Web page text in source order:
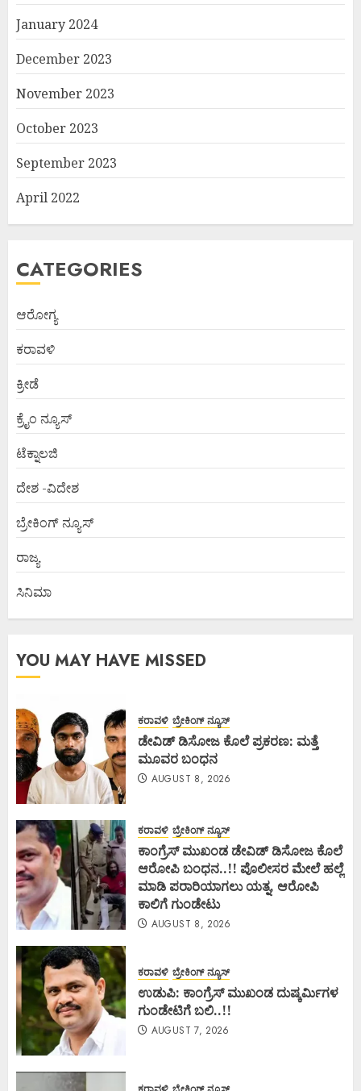
January 2024
December 2023
November 2023
October 2023
September 2023
April 2022
CATEGORIES
ಆರೋಗ್ಯ
ಕರಾವಳಿ
ಕ್ರೀಡೆ
ಕ್ರೈಂ ನ್ಯೂಸ್
ಟೆಕ್ನಾಲಜಿ
ದೇಶ -ವಿದೇಶ
ಬ್ರೇಕಿಂಗ್ ನ್ಯೂಸ್
ರಾಜ್ಯ
ಸಿನಿಮಾ
YOU MAY HAVE MISSED
ಕರಾವಳಿ ಬ್ರೇಕಿಂಗ್ ನ್ಯೂಸ್
ಡೇವಿಡ್ ಡಿಸೋಜ ಕೊಲೆ ಪ್ರಕರಣ: ಮತ್ತೆ
ಮೂವರ ಬಂಧನ
AUGUST 8, 2026
ಕರಾವಳಿ ಬ್ರೇಕಿಂಗ್ ನ್ಯೂಸ್
ಕಾಂಗ್ರೆಸ್ ಮುಖಂಡ ಡೇವಿಡ್ ಡಿಸೋಜ ಕೊಲೆ
ಆರೋಪಿ ಬಂಧನ..!! ಪೊಲೀಸರ ಮೇಲೆ ಹಲ್ಲೆ
ಮಾಡಿ ಪರಾರಿಯಾಗಲು ಯತ್ನ, ಆರೋಪಿ
ಕಾಲಿಗೆ ಗುಂಡೇಟು
AUGUST 8, 2026
ಕರಾವಳಿ ಬ್ರೇಕಿಂಗ್ ನ್ಯೂಸ್
ಉಡುಪಿ: ಕಾಂಗ್ರೆಸ್ ಮುಖಂಡ ದುಷ್ಕರ್ಮಿಗಳ
ಗುಂಡೇಟಿಗೆ ಬಲಿ..!!
AUGUST 7, 2026